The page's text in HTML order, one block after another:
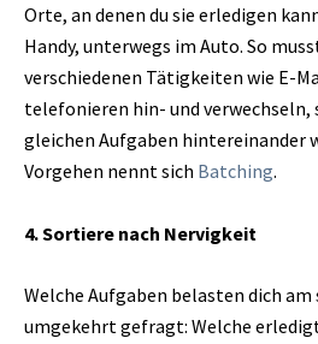
Orte, an denen du sie erledigen
Handy, unterwegs im Auto. So
verschiedenen Tätigkeiten wie E-
telefonieren hin- und verwechseln,
gleichen Aufgaben hintereinander
Vorgehen nennt sich Batching.
4. Sortiere nach Nervigkeit
Welche Aufgaben belasten dich
umgekehrt gefragt: Welche